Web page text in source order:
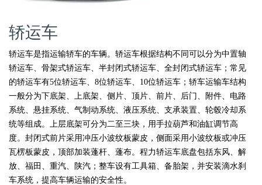
轿运车
轿运车是指运输轿车的车辆。 轿运车根据结构不同可以分为中置轴
轿运车、骨架式轿运车、半封闭式轿运车、全封闭式轿运车；常见
的轿运车有5位轿运车、8位轿运车、10位轿运车； 轿车运输车结构
一般分为下底架、上底架、侧片、顶片、前片、后门、附件、电路
系统、悬挂系统、气制动系统、液压系统、支承装置、轮毂冷却系
统等组成。上层底架可分为二至三块，用手拉葫芦和油缸调节高
度。封闭式前片采用冲压小波纹板蒙皮，侧面采用小波纹板或冲压
瓦楞板蒙皮，顶部加装蓬杆、蓬布。 程力轿运车底盘包括东风、解
放、福田、重汽、陕汽；整车设有工具箱、备胎架，并安装滴水刹
车系统，提高车辆运输的安全性。